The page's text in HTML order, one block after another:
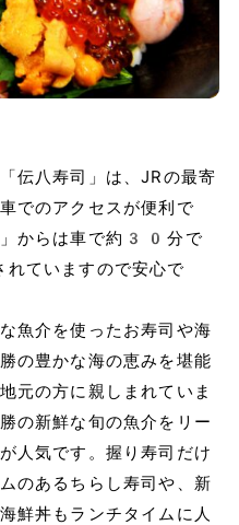
伝八寿司」は、JRの最寄
でのアクセスが便利で
」からは車で約30分で
ていますので安心で
魚介を使ったお寿司や海
の豊かな海の恵みを堪能
元の方に親しまれていま
の新鮮な旬の魚介をリー
人気です。握り寿司だけ
のあるちらし寿司や、新
鮮丼もランチタイムに人